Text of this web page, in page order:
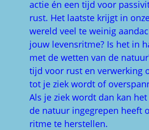
actie én een tijd voor
rust. Het laatste krijgt in
wereld veel te weinig
jouw levensritme? Is het in
met de wetten van de
tijd voor rust en verwerking
tot je ziek wordt of
Als je ziek wordt dan kan
de natuur ingegrepen heeft
ritme te herstellen.